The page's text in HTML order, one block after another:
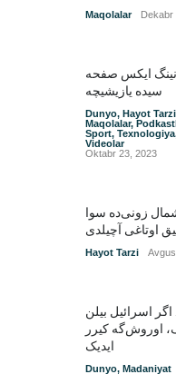
Maqolalar Dekabr
ایکس صفحه
سیده یازیشیچه
Dunyo, Hayot Tarzi
Maqolalar,
Sport, Texnologiya
Videolar
Oktabr 23, 2023
زونی‌ده سوا
اوتاغی آچیلدی
Hayot Tarzi
اگر اسرائیل بیلن
اوروش‌گه کیرر
ایدیک
Dunyo, Madaniyat